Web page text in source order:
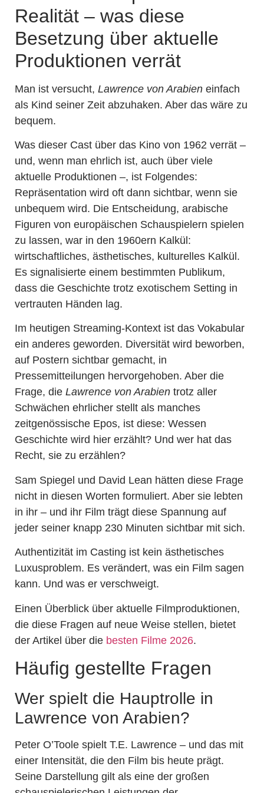
Realität – was diese
Besetzung über aktuelle
Produktionen verrät
Man ist versucht, Lawrence von Arabien einfach
als Kind seiner Zeit abzuhaken. Aber das wäre zu
bequem.
Was dieser Cast über das Kino von 1962 verrät –
und, wenn man ehrlich ist, auch über viele
aktuelle Produktionen –, ist Folgendes:
Repräsentation wird oft dann sichtbar, wenn sie
unbequem wird. Die Entscheidung, arabische
Figuren von europäischen Schauspielern spielen
zu lassen, war in den 1960ern Kalkül:
wirtschaftliches, ästhetisches, kulturelles Kalkül.
Es signalisierte einem bestimmten Publikum,
dass die Geschichte trotz exotischem Setting in
vertrauten Händen lag.
Im heutigen Streaming-Kontext ist das Vokabular
ein anderes geworden. Diversität wird beworben,
auf Postern sichtbar gemacht, in
Pressemitteilungen hervorgehoben. Aber die
Frage, die Lawrence von Arabien trotz aller
Schwächen ehrlicher stellt als manches
zeitgenössische Epos, ist diese: Wessen
Geschichte wird hier erzählt? Und wer hat das
Recht, sie zu erzählen?
Sam Spiegel und David Lean hätten diese Frage
nicht in diesen Worten formuliert. Aber sie lebten
in ihr – und ihr Film trägt diese Spannung auf
jeder seiner knapp 230 Minuten sichtbar mit sich.
Authentizität im Casting ist kein ästhetisches
Luxusproblem. Es verändert, was ein Film sagen
kann. Und was er verschweigt.
Einen Überblick über aktuelle Filmproduktionen,
die diese Fragen auf neue Weise stellen, bietet
der Artikel über die besten Filme 2026.
Häufig gestellte Fragen
Wer spielt die Hauptrolle in
Lawrence von Arabien?
Peter O’Toole spielt T.E. Lawrence – und das mit
einer Intensität, die den Film bis heute prägt.
Seine Darstellung gilt als eine der großen